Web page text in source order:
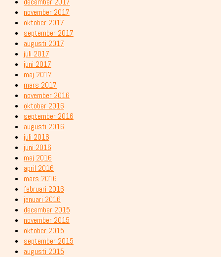
november 2017
oktober 2017
september 2017
augusti 2017
juli 2017
juni 2017
maj 2017
mars 2017
november 2016
oktober 2016
september 2016
augusti 2016
juli 2016
juni 2016
maj 2016
april 2016
mars 2016
februari 2016
januari 2016
december 2015
november 2015
oktober 2015
september 2015
augusti 2015